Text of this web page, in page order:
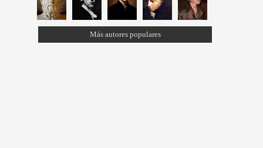
Más autores populares